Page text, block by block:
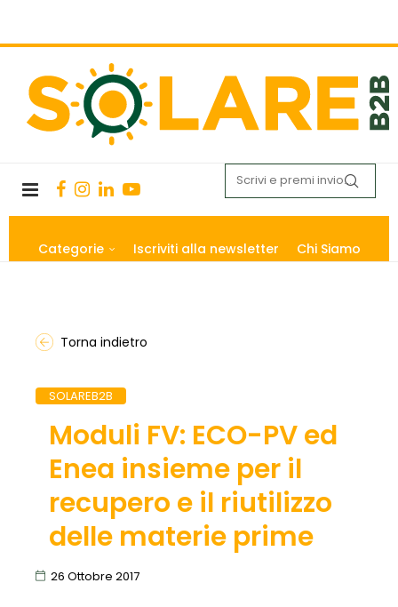
Categorie Iscriviti alla newsletter Chi Siamo
Torna indietro
SOLAREB2B
Moduli FV: ECO-PV ed
Enea insieme per il
recupero e il riutilizzo
delle materie prime
26 Ottobre 2017